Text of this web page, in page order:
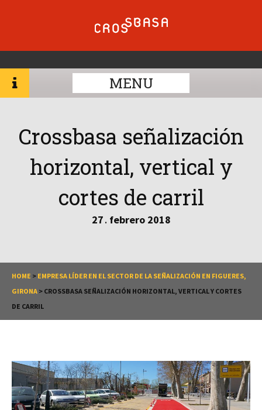
MENU
Crossbasa señalización
horizontal, vertical y
cortes de carril
27 . febrero 2018
HOME > EMPRESA LÍDER EN EL SECTOR DE LA SEÑALIZACIÓN EN FIGUERES,
GIRONA > CROSSBASA SEÑALIZACIÓN HORIZONTAL, VERTICAL Y CORTES
DE CARRIL